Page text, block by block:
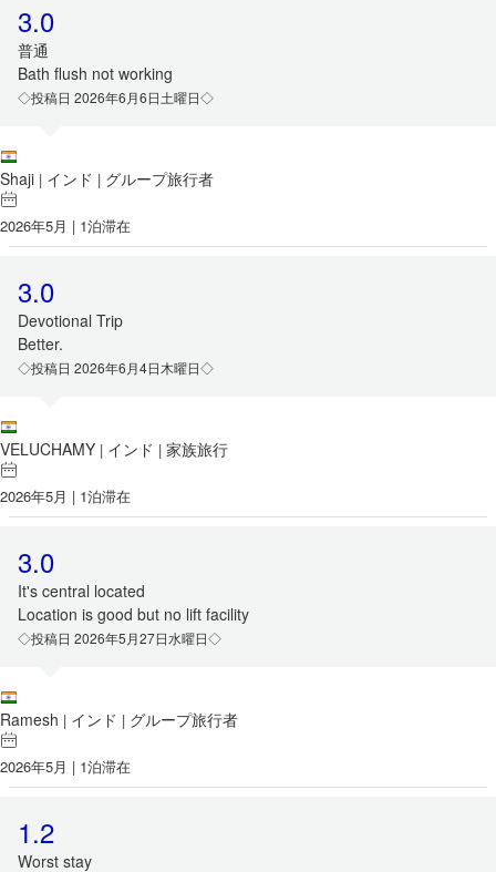
3.0
普通
Bath flush not working
◇投稿日 2026年6月6日土曜日◇
Shaji | インド | グループ旅行者
2026年5月 | 1泊滞在
3.0
Devotional Trip
Better.
◇投稿日 2026年6月4日木曜日◇
VELUCHAMY | インド | 家族旅行
2026年5月 | 1泊滞在
3.0
It's central located
Location is good but no lift facility
◇投稿日 2026年5月27日水曜日◇
Ramesh | インド | グループ旅行者
2026年5月 | 1泊滞在
1.2
Worst stay